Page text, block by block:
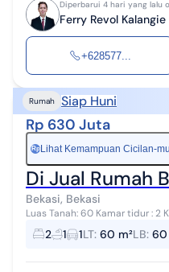
Diperbarui 4 hari yang lalu
Ferry Revol Kalangie
+628577...
Rumah Siap Huni
Rp 630 Juta
Rp Lihat Kemampuan Cicilan-mu
Di Jual Rumah
Bekasi, Bekasi
Luas Tanah: 60 Kamar tidur : 2 Kamar mandi: 1 Status : SHM Listrik:
1300 Watt Air : PAM( ada toren air) Harga : 630 Jt Hub: Revol
0857x...
2 1 1LT: 60 m²LB: 60